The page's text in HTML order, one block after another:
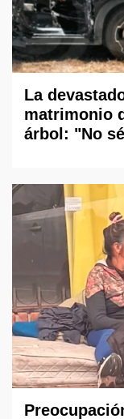
La
matrimonio
árbol: "No